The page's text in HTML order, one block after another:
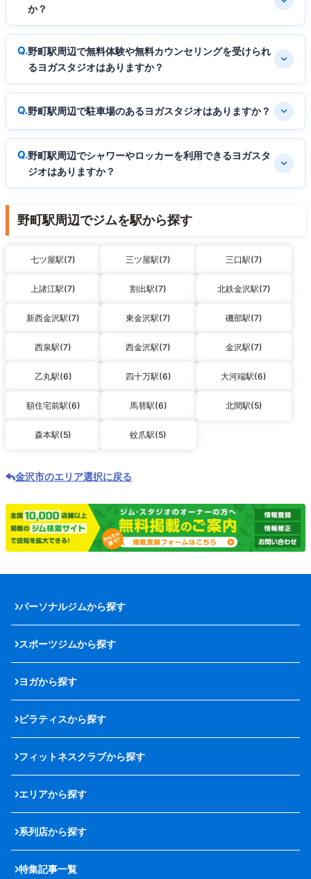
か？
野町駅周辺で無料体験や無料カウンセリングを受けられ
るヨガスタジオはありますか？
野町駅周辺で駐車場のあるヨガスタジオはありますか？
野町駅周辺でシャワーやロッカーを利用できるヨガスタ
ジオはありますか？
野町駅周辺でジムを駅から探す
七ツ屋駅(7) 三ツ屋駅(7) 三口駅(7)
上諸江駅(7) 割出駅(7) 北鉄金沢駅(7)
新西金沢駅(7) 東金沢駅(7) 磯部駅(7)
西泉駅(7) 西金沢駅(7) 金沢駅(7)
乙丸駅(6) 四十万駅(6) 大河端駅(6)
額住宅前駅(6) 馬替駅(6) 北間駅(5)
森本駅(5) 蚊爪駅(5)
金沢市のエリア選択に戻る
パーソナルジムから探す
スポーツジムから探す
ヨガから探す
ピラティスから探す
フィットネスクラブから探す
エリアから探す
系列店から探す
特集記事一覧